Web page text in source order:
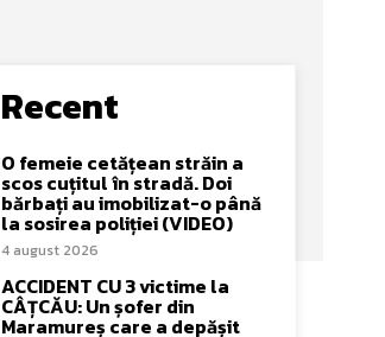
Recent
O femeie cetățean străin a
scos cuțitul în stradă. Doi
bărbați au imobilizat-o până
la sosirea poliției (VIDEO)
4 august 2026
ACCIDENT CU 3 victime la
CÂȚCĂU: Un șofer din
Maramureș care a depășit